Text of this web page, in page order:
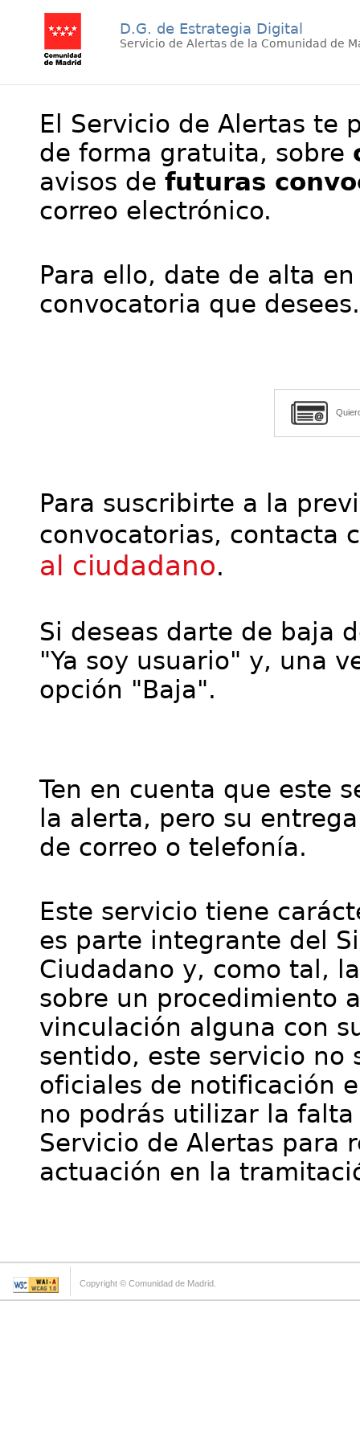
D.G. de Estrategia Digital
Servicio de Alertas de la Comunidad de
El Servicio de Alertas te
de forma gratuita, sobre
avisos de futuras
correo electrónico.
Para ello, date de alta
convocatoria que desees.
Para suscribirte a la
convocatorias, contacta
al ciudadano.
Si deseas darte de baja
"Ya soy usuario" y, una
opción "Baja".
Ten en cuenta que este
la alerta, pero su
de correo o telefonía.
Este servicio tiene
es parte integrante del
Ciudadano y, como tal,
sobre un procedimiento
vinculación alguna con
sentido, este servicio no
oficiales de notificación
no podrás utilizar la
Servicio de Alertas para
actuación en la
Copyright © Comunidad de Madrid.